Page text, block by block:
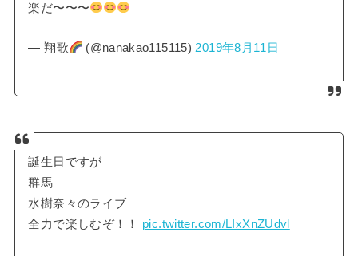
楽だ〜〜〜
— 翔歌 (@nanakao115115) 2019年8月11日
誕生日ですが
群馬
水樹奈々のライブ
全力で楽しむぞ！！ pic.twitter.com/LIxXnZUdvl